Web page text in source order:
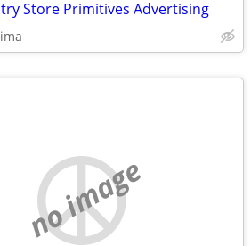
Store Primitives Advertising
no image